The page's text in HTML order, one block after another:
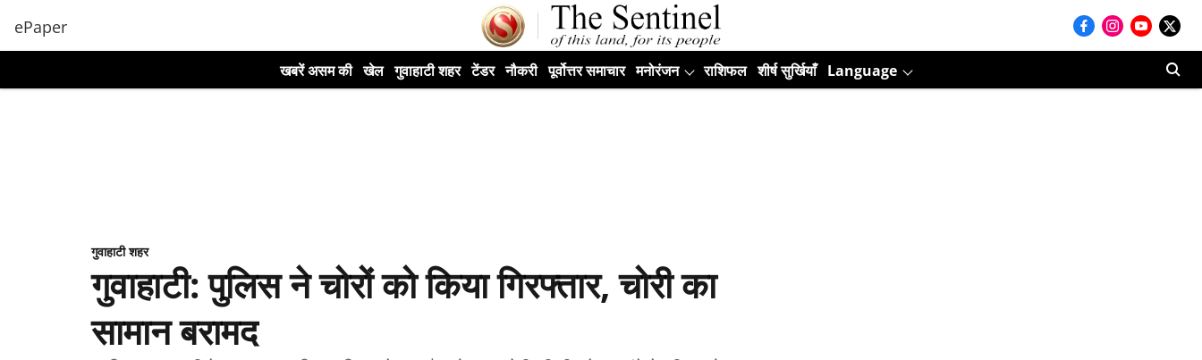
ePaper
खबरें असम की खेल गुवाहाटी शहर टेंडर नौकरी पूर्वोत्तर समाचार मनोरंजन राशिफल शीर्ष सुर्खियाँ Language
गुवाहाटी शहर
गुवाहाटी: पुलिस ने चोरों को किया गिरफ्तार, चोरी का
सामान बरामद